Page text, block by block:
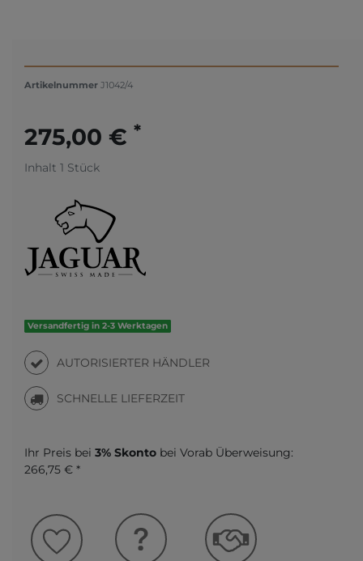
Artikelnummer J1042/4
275,00 € *
Inhalt 1 Stück
Versandfertig in 2-3 Werktagen
AUTORISIERTER HÄNDLER
SCHNELLE LIEFERZEIT
Ihr Preis bei 3% Skonto bei Vorab Überweisung:
266,75 € *